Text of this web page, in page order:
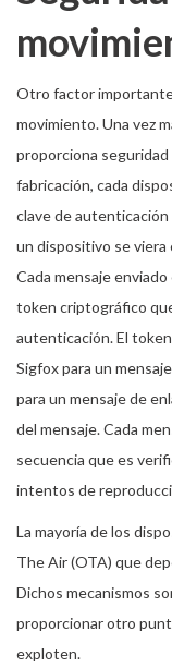
Otro factor importante
movimiento. Una vez
proporciona
fabricación, cada
clave de autenticación
un dispositivo se
Cada mensaje
token criptográfico
autenticación. El
Sigfox para un
para un mensaje de
del mensaje. Cada
secuencia que es
intentos de
La mayoría de los
The Air (OTA) que
Dichos mecanismos
proporcionar otro
exploten.